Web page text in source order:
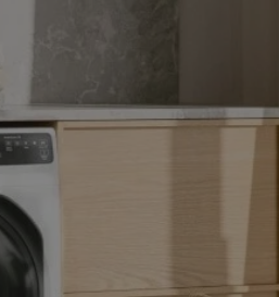
takich jak logowanie użytkownika i
ze strony internetowej.
cookie przechowuje identyfikator sesji.
cookie przechowuje identyfikator sesji.
cookie przechowuje identyfikator sesji.